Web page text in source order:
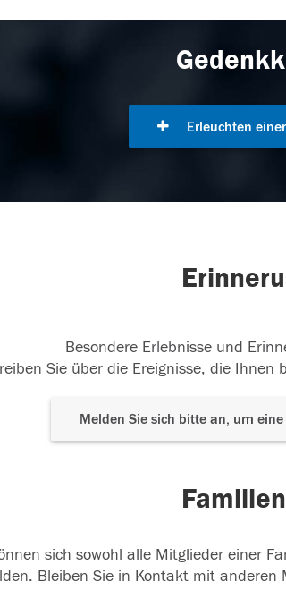
Erleuchten
Besondere Erlebnisse und
Sie über die Ereignisse, die Ihnen
Melden Sie sich bitte an, um
sich sowohl alle Mitglieder einer
Bleiben Sie in Kontakt mit